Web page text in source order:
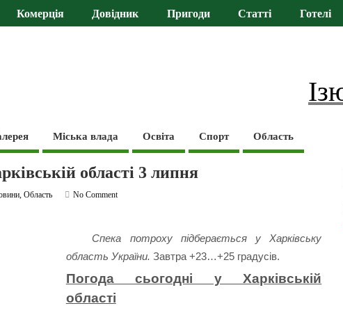
Комерція Довідник Пригоди Статті Готелі
Міська влада Освіта Спорт Область
області 3 липня
,Область
No Comment
Спека потроху підберається у Харківську
область України. Завтра +23…+25 градусів.
Погода сьогодні у Харківській
області